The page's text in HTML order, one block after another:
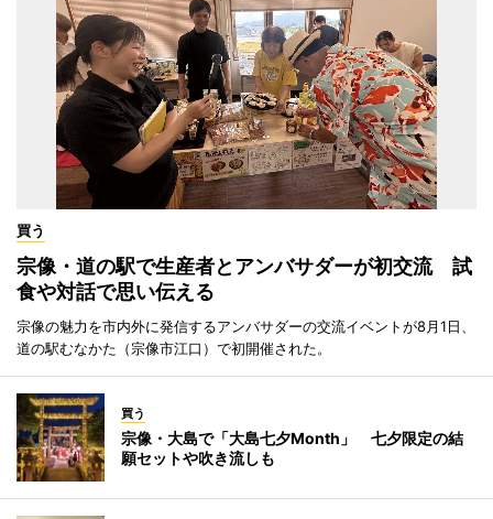
買う
宗像・道の駅で生産者とアンバサダーが初交流 試
食や対話で思い伝える
宗像の魅力を市内外に発信するアンバサダーの交流イベントが8月1日、
道の駅むなかた（宗像市江口）で初開催された。
買う
宗像・大島で「大島七夕Month」 七夕限定の結
願セットや吹き流しも